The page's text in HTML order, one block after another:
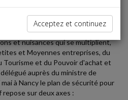
POUR LES COMMERCES
et nuisances qui se multiplient,
et Moyennes entreprises, du
Tourisme et du Pouvoir d'achat et
auprès du ministre de
à Nancy le plan de sécurité pour
sur deux axes :
Acceptez et continuez